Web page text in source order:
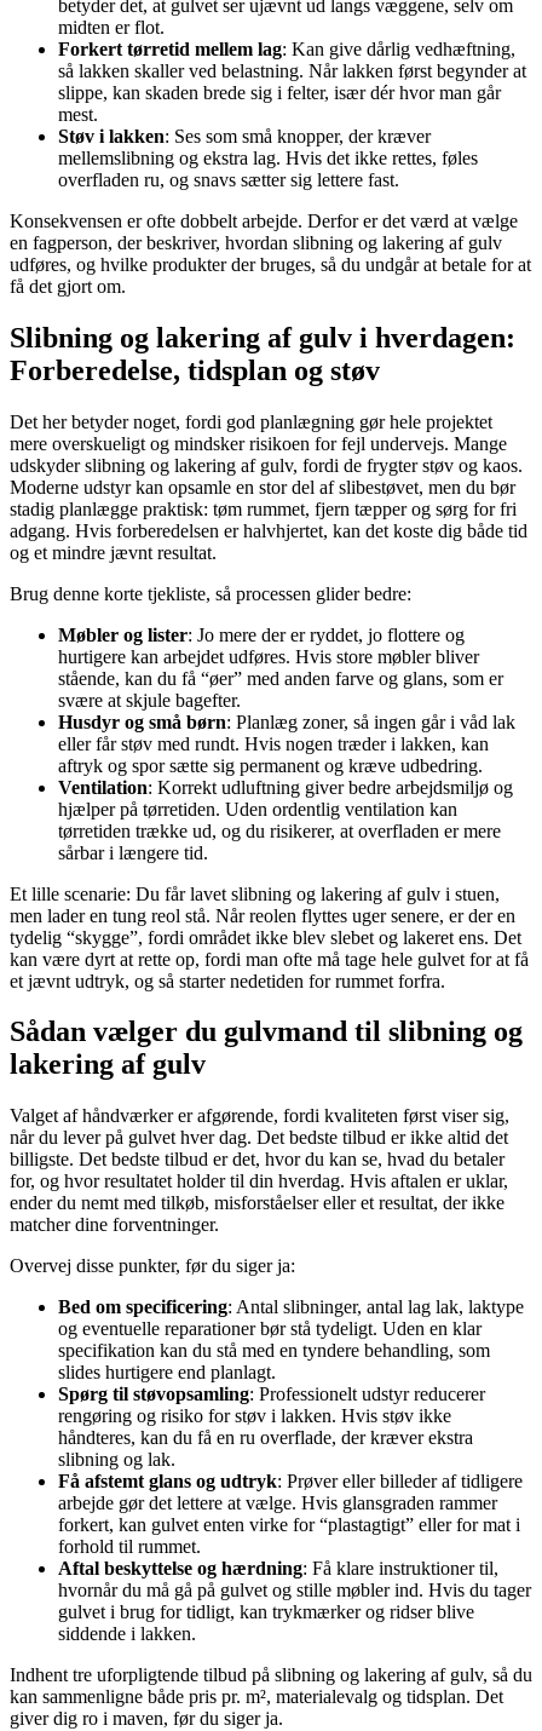
betyder det, at gulvet ser ujævnt ud langs væggene, selv om
midten er flot.
Forkert tørretid mellem lag: Kan give dårlig vedhæftning,
så lakken skaller ved belastning. Når lakken først begynder at
slippe, kan skaden brede sig i felter, især dér hvor man går
mest.
Støv i lakken: Ses som små knopper, der kræver
mellemslibning og ekstra lag. Hvis det ikke rettes, føles
overfladen ru, og snavs sætter sig lettere fast.
Konsekvensen er ofte dobbelt arbejde. Derfor er det værd at vælge
en fagperson, der beskriver, hvordan slibning og lakering af gulv
udføres, og hvilke produkter der bruges, så du undgår at betale for at
få det gjort om.
Slibning og lakering af gulv i hverdagen:
Forberedelse, tidsplan og støv
Det her betyder noget, fordi god planlægning gør hele projektet
mere overskueligt og mindsker risikoen for fejl undervejs. Mange
udskyder slibning og lakering af gulv, fordi de frygter støv og kaos.
Moderne udstyr kan opsamle en stor del af slibestøvet, men du bør
stadig planlægge praktisk: tøm rummet, fjern tæpper og sørg for fri
adgang. Hvis forberedelsen er halvhjertet, kan det koste dig både tid
og et mindre jævnt resultat.
Brug denne korte tjekliste, så processen glider bedre:
Møbler og lister: Jo mere der er ryddet, jo flottere og
hurtigere kan arbejdet udføres. Hvis store møbler bliver
stående, kan du få “øer” med anden farve og glans, som er
svære at skjule bagefter.
Husdyr og små børn: Planlæg zoner, så ingen går i våd lak
eller får støv med rundt. Hvis nogen træder i lakken, kan
aftryk og spor sætte sig permanent og kræve udbedring.
Ventilation: Korrekt udluftning giver bedre arbejdsmiljø og
hjælper på tørretiden. Uden ordentlig ventilation kan
tørretiden trække ud, og du risikerer, at overfladen er mere
sårbar i længere tid.
Et lille scenarie: Du får lavet slibning og lakering af gulv i stuen,
men lader en tung reol stå. Når reolen flyttes uger senere, er der en
tydelig “skygge”, fordi området ikke blev slebet og lakeret ens. Det
kan være dyrt at rette op, fordi man ofte må tage hele gulvet for at få
et jævnt udtryk, og så starter nedetiden for rummet forfra.
Sådan vælger du gulvmand til slibning og
lakering af gulv
Valget af håndværker er afgørende, fordi kvaliteten først viser sig,
når du lever på gulvet hver dag. Det bedste tilbud er ikke altid det
billigste. Det bedste tilbud er det, hvor du kan se, hvad du betaler
for, og hvor resultatet holder til din hverdag. Hvis aftalen er uklar,
ender du nemt med tilkøb, misforståelser eller et resultat, der ikke
matcher dine forventninger.
Overvej disse punkter, før du siger ja:
Bed om specificering: Antal slibninger, antal lag lak, laktype
og eventuelle reparationer bør stå tydeligt. Uden en klar
specifikation kan du stå med en tyndere behandling, som
slides hurtigere end planlagt.
Spørg til støvopsamling: Professionelt udstyr reducerer
rengøring og risiko for støv i lakken. Hvis støv ikke
håndteres, kan du få en ru overflade, der kræver ekstra
slibning og lak.
Få afstemt glans og udtryk: Prøver eller billeder af tidligere
arbejde gør det lettere at vælge. Hvis glansgraden rammer
forkert, kan gulvet enten virke for “plastagtigt” eller for mat i
forhold til rummet.
Aftal beskyttelse og hærdning: Få klare instruktioner til,
hvornår du må gå på gulvet og stille møbler ind. Hvis du tager
gulvet i brug for tidligt, kan trykmærker og ridser blive
siddende i lakken.
Indhent tre uforpligtende tilbud på slibning og lakering af gulv, så du
kan sammenligne både pris pr. m², materialevalg og tidsplan. Det
giver dig ro i maven, før du siger ja.